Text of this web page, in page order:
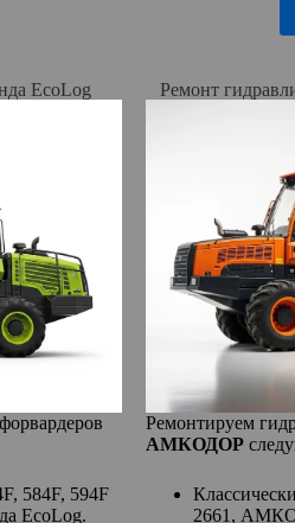
EcoLog
584F, 594F
EcoLog.
Ремонт
Ремонтируем
АМКОДОР
2661,